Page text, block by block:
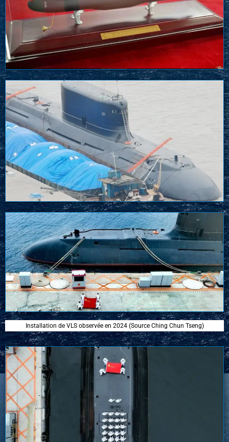
Installation de VLS observée en 2024 (Source Ching Chun Tseng)